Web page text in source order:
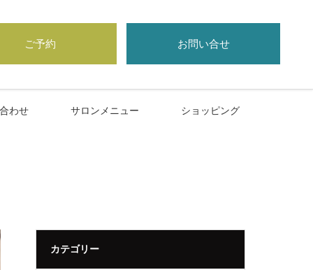
ご予約 お問い合せ
わせ サロンメニュー ショッピング
カテゴリー